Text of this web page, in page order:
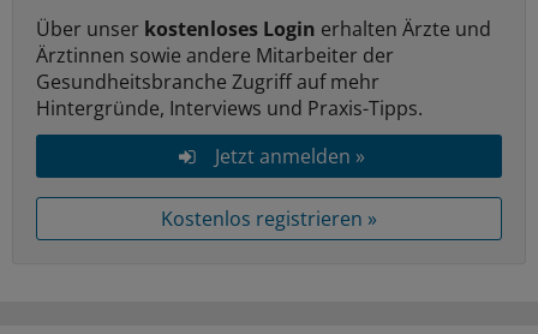
Über unser kostenloses Login erhalten Ärzte und
Ärztinnen sowie andere Mitarbeiter der
Gesundheitsbranche Zugriff auf mehr
Hintergründe, Interviews und Praxis-Tipps.
Jetzt anmelden »
Kostenlos registrieren »